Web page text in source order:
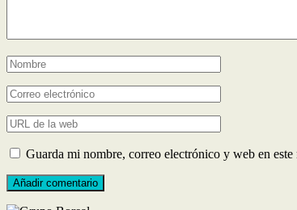
Guarda mi nombre, correo electrónico y web en